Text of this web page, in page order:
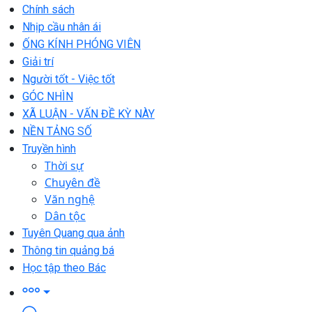
Chính sách
Nhịp cầu nhân ái
ỐNG KÍNH PHÓNG VIÊN
Giải trí
Người tốt - Việc tốt
GÓC NHÌN
XÃ LUẬN - VẤN ĐỀ KỲ NÀY
NỀN TẢNG SỐ
Truyền hình
Thời sự
Chuyên đề
Văn nghệ
Dân tộc
Tuyên Quang qua ảnh
Thông tin quảng bá
Học tập theo Bác